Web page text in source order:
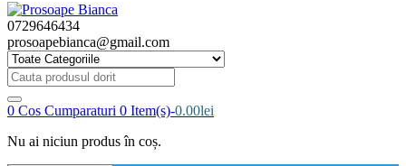
0729646434
prosoapebianca@gmail.com
Cauta
produsul
dorit:
0 Cos Cumparaturi 0 Item(s)-0.00lei
Nu ai niciun produs în coș.